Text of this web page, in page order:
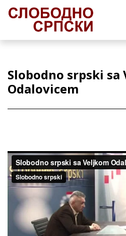
Slobodno srpski sa
Odalovicem